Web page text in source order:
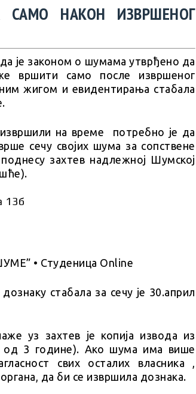
САМО НАКОН ИЗВРШЕНОГ
је законом о шумама утврђено да
вршити само после извршеног
жигом и евидентирања стабала
на време потребно је да
сечу својих шума за сопствене
захтев надлежној Шумској
13б
стабала за сечу је 30.април
уз захтев је копија извода из
од 3 године). Ако шума има више
свих осталих власника ,
да би се извршила дознака.